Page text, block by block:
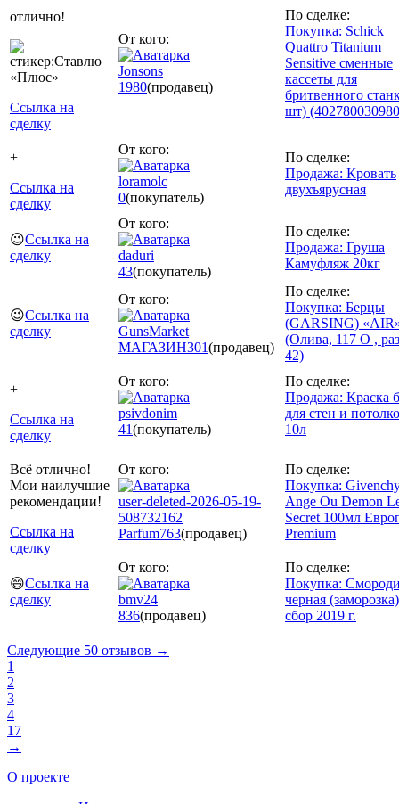
отлично!
Ссылка на
сделку
От кого:
Jonsons
1980(продавец)
По сделке:
Покупка: Schick
Quattro Titanium
Sensitive сменные
кассеты для
бритвенного
шт)
+
Ссылка на
сделку
От кого:
loramolc
0(покупатель)
По сделке:
Продажа: Кровать
двухъярусная
😉Ссылка на
сделку
От кого:
daduri
43(покупатель)
По сделке:
Продажа: Груша
Камуфляж 20кг
😉Ссылка на
сделку
От кого:
GunsMarket
МАГАЗИН301(продавец)
По сделке:
Покупка: Берцы
(GARSING)
(Олива, 117 О ,
42)
+
Ссылка на
сделку
От кого:
psivdonim
41(покупатель)
По сделке:
Продажа: Краска
для стен и
10л
Всё отлично!
Мои наилучшие
рекомендации!
Ссылка на
сделку
От кого:
user-deleted-2026-05-19-
508732162
Parfum763(продавец)
По сделке:
Покупка:
Ange Ou Demon
Secret 100мл
Premium
😄Ссылка на
сделку
От кого:
bmv24
836(продавец)
По сделке:
Покупка:
черная (заморозка)
сбор 2019 г.
Следующие 50 отзывов →
1
2
3
4
17
→
О проекте